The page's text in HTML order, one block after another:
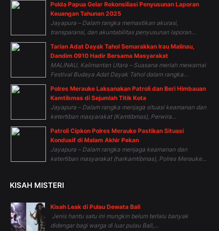
Polda Papua Gelar Rekonsiliasi Penyusunan Laporan
Keuangan Tahunan 2025
Jayapura – Dalam rangka memastikan akurasi,
transparansi, dan akuntabilitas penyusunan laporan...
Tarian Adat Dayak Tahol Semarakkan Irau Malinau,
Dandim 0910 Hadir Bersama Masyarakat
MALINAU, Kalimantan Utara – Suasana meriah mewarnai
Festival Budaya Adat Dayak Tahol dalam rangka...
Polres Merauke Laksanakan Patroli dan Beri Himbauan
Kamtibmas di Sejumlah Titik Kota
Jayapura – Dalam rangka menjaga situasi keamanan dan
ketertiban masyarakat (Kamtibmas), Perwira...
Patroli Cipkon Polres Merauke Pastikan Situasi
Kondusif di Malam Akhir Pekan
Jayapura – Dalam rangka menjaga keamanan dan
ketertiban masyarakat (harkamtibmas), Polres Merauke...
KISAH MISTERI
Kisah Leak di Pulau Dewata Bali
Jenis hantu satu ini mungkin belum terlalu banyak
didengar bagi warga di luar pulau Bali,...